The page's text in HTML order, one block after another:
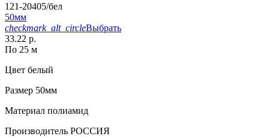
121-20405/бел
50мм
checkmark_alt_circleВыбрать
33.22 р.
По 25 м
Цвет белый
Размер 50мм
Материал полиамид
Производитель РОССИЯ